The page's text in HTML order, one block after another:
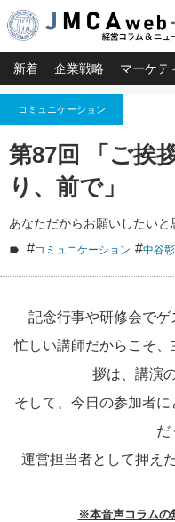
新着 企業戦略 マーケテ
コミュニケーション
第87回 「ご挨
り、前で」
あなただからお願いしたいと
#コミュニケーション #中谷
記念行事や研修会でゲ
忙しい講師だからこそ
拶は、講演
そして、今日の参加者
だ
運営担当者として押え
※本音声コラムの